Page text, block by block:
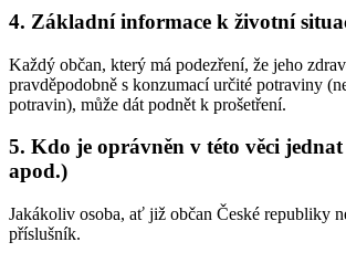
4. Základní informace k životní
Každý občan, který má podezření, že jeho
pravděpodobně s konzumací určité potraviny
potravin), může dát podnět k prošetření.
5. Kdo je oprávněn v této věci
apod.)
Jakákoliv osoba, ať již občan České republiky
příslušník.